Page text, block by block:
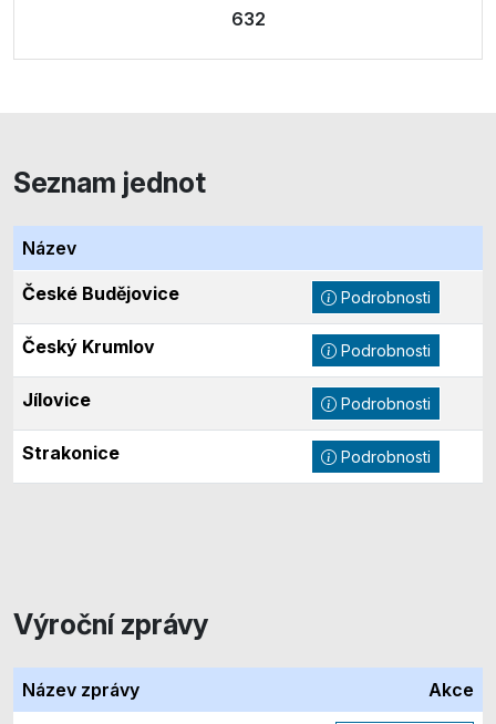
632
Seznam jednot
Název
České Budějovice Podrobnosti
Český Krumlov Podrobnosti
Jílovice Podrobnosti
Strakonice Podrobnosti
Výroční zprávy
Název zprávy Akce